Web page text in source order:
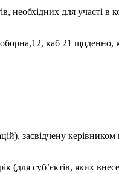
для участі в
каб 21 щоденно,
засвідчену
(для суб’єктів, яких